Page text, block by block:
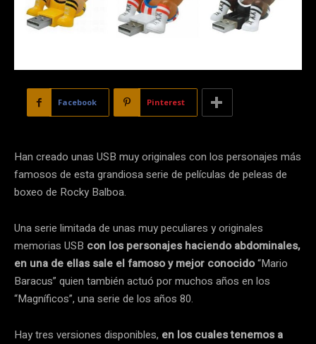
Facebook Pinterest
Han creado unas USB muy originales con los personajes más
famosos de esta grandiosa serie de películas de peleas de
boxeo de Rocky Balboa.
Una serie limitada de unas muy peculiares y originales
memorias USB con los personajes haciendo abdominales,
en una de ellas sale el famoso y mejor conocido“Mario
Baracus” quien también actuó por muchos años en los
“Magníficos”, una serie de los años 80.
Hay tres versiones disponibles, en los cuales tenemos a